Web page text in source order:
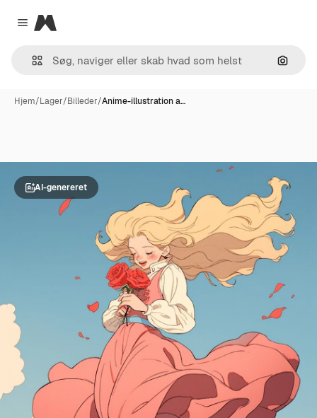
Close menu
Magnific
Søg
Hjem/Lager/Billeder/Anime-illustration a…
AI-genereret